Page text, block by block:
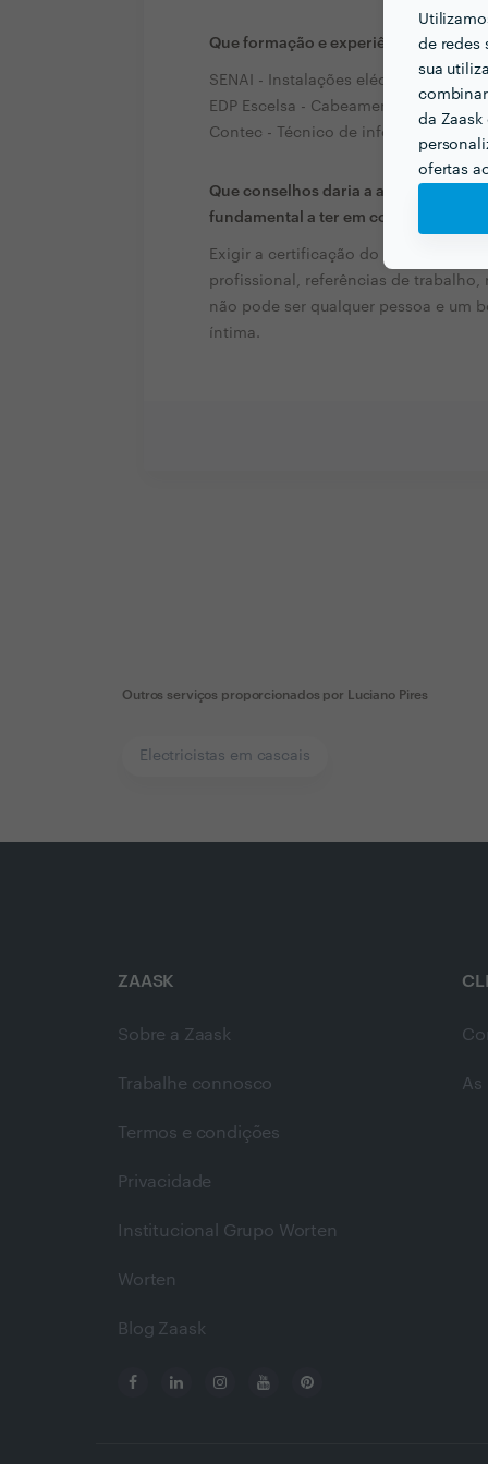
de redes
sua
da
ofertas
Que formação e experiência tem
SENAI - Instalações eléctricas e
EDP Escelsa - Cabeamento
Contec - Técnico de informática. (
Que conselhos daria a alguém que
fundamental a ter em conta?
Exigir a certificação do mesmo, o
profissional, referências de trabalho,
não pode ser qualquer pessoa e um
íntima.
Outros serviços proporcionados por Luciano Pires
Electricistas em cascais
ZAASK
Sobre a Zaask
Trabalhe connosco
Termos e condições
Privacidade
Institucional Grupo Worten
Worten
Blog Zaask
As